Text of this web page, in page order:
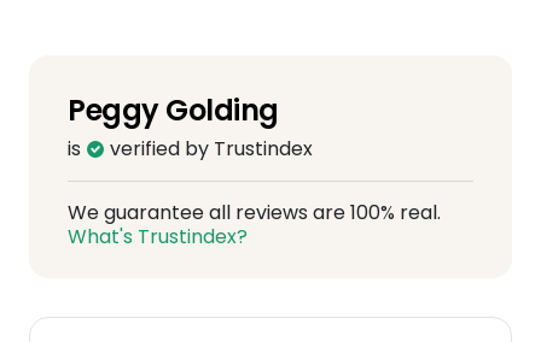
Peggy Golding
is verified by Trustindex
We guarantee all reviews are 100% real.
What's Trustindex?